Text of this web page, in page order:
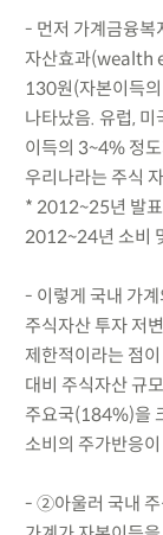
- 먼저 가계금융복
자산효과(wealth
130원(자본이득
나타났음. 유럽,
이득의 3~4% 정
우리나라는 주식
* 2012~25년 발
2012~24년 소비
- 이렇게 국내 가
주식자산 투자 저
제한적이라는 점
대비 주식자산 규
주요국(184%)을
소비의 주가반응
- ②아울러 국내 주